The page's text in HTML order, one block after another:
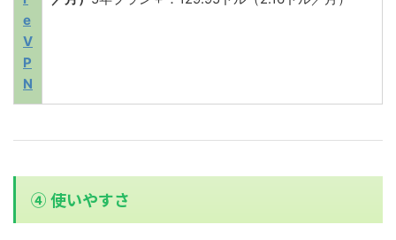
e
V
P
N
④ 使いやすさ